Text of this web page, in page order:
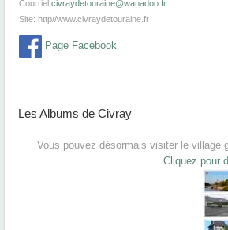
Courriel:civraydetouraine@wanadoo.fr
Site: http//www.civraydetouraine.fr
Page Facebook
Les Albums de Civray
Vous pouvez désormais visiter le village
Cliquez pour